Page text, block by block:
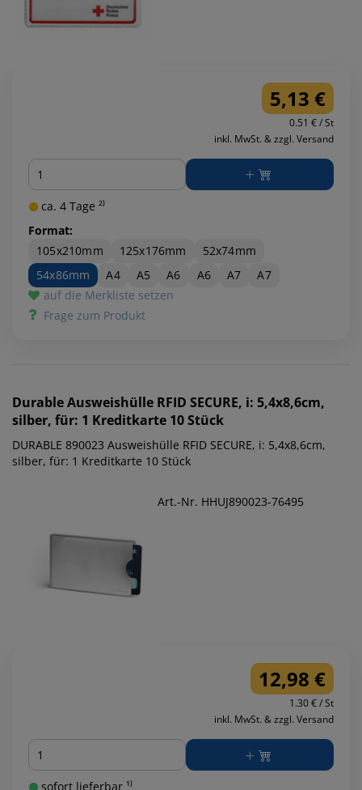
5,13 €
0.51 € / St
inkl. MwSt. & zzgl. Versand
Menge
ca. 4 Tage ²⁾
Format:
105x210mm
125x176mm
52x74mm
54x86mm
A4 A5 A6 A6 A7
A7
auf die Merkliste setzen
Frage zum Produkt
DurableAusweishülle RFID SECURE, i: 5,4x8,6cm,
silber, für: 1 Kreditkarte 10 Stück
DURABLE 890023 Ausweishülle RFID SECURE, i: 5,4x8,6cm,
silber, für: 1 Kreditkarte 10 Stück
Art.-Nr. HHUJ890023-76495
12,98 €
1.30 € / St
inkl. MwSt. & zzgl. Versand
Menge
sofort lieferbar ¹⁾